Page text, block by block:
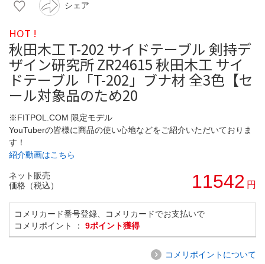
シェア
HOT !
秋田木工 T-202 サイドテーブル 剣持デ
ザイン研究所 ZR24615 秋田木工 サイ
ドテーブル「T-202」ブナ材 全3色【セ
ール対象品のため20
※FITPOL.COM 限定モデル
YouTuberの皆様に商品の使い心地などをご紹介いただいておりま
す！
紹介動画はこちら
ネット販売
価格（税込）
11542 円
コメリカード番号登録、コメリカードでお支払いで
コメリポイント ： 9ポイント獲得
コメリポイントについて